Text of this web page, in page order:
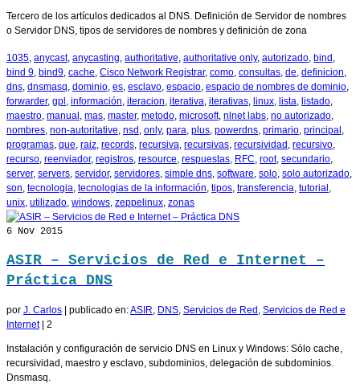
Tercero de los artículos dedicados al DNS. Definición de Servidor de nombres
o Servidor DNS, tipos de servidores de nombres y definición de zona
1035, anycast, anycasting, authoritative, authoritative only, autorizado, bind ,
bind 9, bind9, cache, Cisco Network Registrar, como, consultas, de, definicion,
dns, dnsmasq, dominio, es, esclavo, espacio, espacio de nombres de dominio,
forwarder, gpl , información, iteracion, iterativa, iterativas, linux, lista, listado,
maestro, manual , mas, master, metodo, microsoft, nlnet labs, no autorizado,
nombres, non-autoritative, nsd , only, para, plus, powerdns, primario, principal ,
programas, que, raiz, records, recursiva, recursivas, recursividad , recursivo,
recurso, reenviador, registros, resource, respuestas, RFC, root, secundario,
server, servers, servidor, servidores, simple dns, software, solo, solo autorizado,
son, tecnologia, tecnologias de la información, tipos, transferencia, tutorial ,
unix, utilizado, windows, zeppelinux, zonas
6 Nov 2015
ASIR – Servicios de Red e Internet –
Práctica DNS
por J. Carlos publicado en:ASIR, DNS, Servicios de Red , Servicios de Red e
Internet
2
Instalación y configuración de servicio DNS en Linux y Windows: Sólo cache,
recursividad, maestro y esclavo, subdominios, delegación de subdominios.
Dnsmasq.